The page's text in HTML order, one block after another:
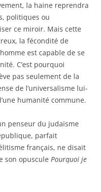
la haine reprendra
politiques ou
ce miroir. Mais cette
la fécondité de
est capable de se
C’est pourquoi
pas seulement de la
de l’universalisme lui-
humanité commune.
penseur du judaïsme
parfait
français, ne disait
son opuscule Pourquoi je